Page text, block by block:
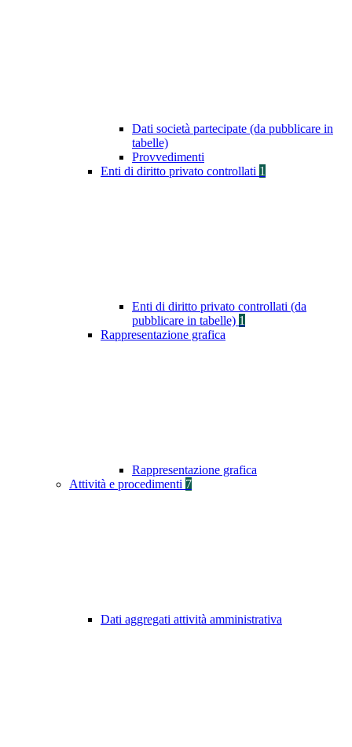
Dati società partecipate (da pubblicare in
tabelle)
Provvedimenti
Enti di diritto privato controllati 1
Enti di diritto privato controllati (da
pubblicare in tabelle) 1
Rappresentazione grafica
Rappresentazione grafica
Attività e procedimenti 7
Dati aggregati attività amministrativa